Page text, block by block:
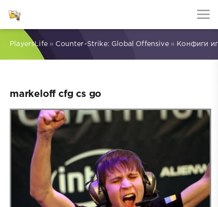
PlayersLife» Counter-Strike: Global Offensive» Конфиги
markeloff cfg cs go